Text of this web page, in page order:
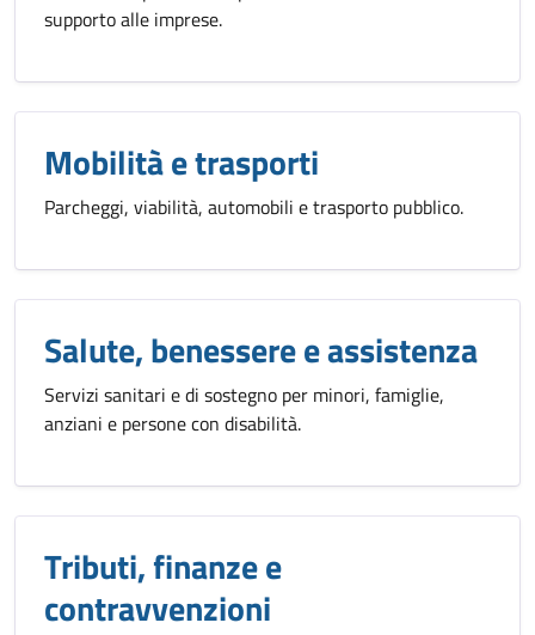
supporto alle imprese.
Mobilità e trasporti
Parcheggi, viabilità, automobili e trasporto pubblico.
Salute, benessere e assistenza
Servizi sanitari e di sostegno per minori, famiglie,
anziani e persone con disabilità.
Tributi, finanze e
contravvenzioni